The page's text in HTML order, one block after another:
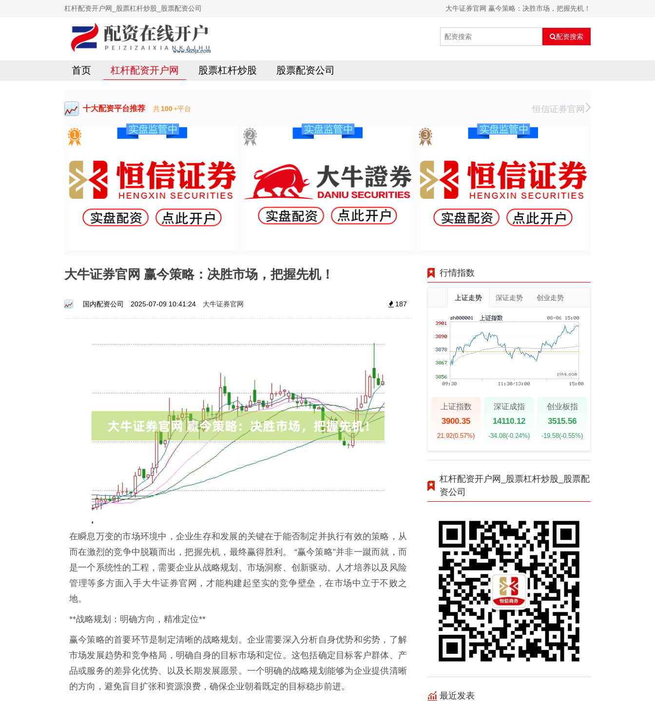
杠杆配资开户网_股票杠杆炒股_股票配资公司 大牛证券官网 赢今策略：决胜市场，把握先机！
配资搜索
首页 杠杆配资开户网 股票杠杆炒股 股票配资公司
十大配资平台推荐 共100+平台 恒信证券官网
大牛证券官网 赢今策略：决胜市场，把握先机！
国内配资公司 2025-07-09 10:41:24 大牛证券官网 187
在瞬息万变的市场环境中，企业生存和发展的关键在于能否制定并执行有效的策略，从
而在激烈的竞争中脱颖而出，把握先机，最终赢得胜利。 “赢今策略”并非一蹴而就，而
是一个系统性的工程，需要企业从战略规划、市场洞察、创新驱动、人才培养以及风险
管理等多方面入手大牛证券官网，才能构建起坚实的竞争壁垒，在市场中立于不败之
地。
**战略规划：明确方向，精准定位**
赢今策略的首要环节是制定清晰的战略规划。企业需要深入分析自身优势和劣势，了解
市场发展趋势和竞争格局，明确自身的目标市场和定位。这包括确定目标客户群体、产
品或服务的差异化优势、以及长期发展愿景。一个明确的战略规划能够为企业提供清晰
的方向，避免盲目扩张和资源浪费，确保企业朝着既定的目标稳步前进。
行情指数
上证走势 深证走势 创业走势
上证指数
3900.35
21.92(0.57%)
深证成指
14110.12
-34.08(-0.24%)
创业板指
3515.56
-19.58(-0.55%)
杠杆配资开户网_股票杠杆炒股_股票配
资公司
最近发表